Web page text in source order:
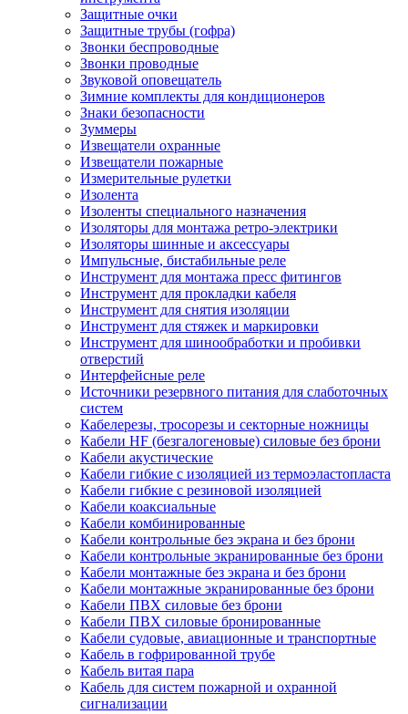
Защитные очки
Защитные трубы (гофра)
Звонки беспроводные
Звонки проводные
Звуковой оповещатель
Зимние комплекты для кондиционеров
Знаки безопасности
Зуммеры
Извещатели охранные
Извещатели пожарные
Измерительные рулетки
Изолента
Изоленты специального назначения
Изоляторы для монтажа ретро-электрики
Изоляторы шинные и аксессуары
Импульсные, бистабильные реле
Инструмент для монтажа пресс фитингов
Инструмент для прокладки кабеля
Инструмент для снятия изоляции
Инструмент для стяжек и маркировки
Инструмент для шинообработки и пробивки
отверстий
Интерфейсные реле
Источники резервного питания для слаботочных
систем
Кабелерезы, тросорезы и секторные ножницы
Кабели HF (безгалогеновые) силовые без брони
Кабели акустические
Кабели гибкие с изоляцией из термоэластопласта
Кабели гибкие с резиновой изоляцией
Кабели коаксиальные
Кабели комбинированные
Кабели контрольные без экрана и без брони
Кабели контрольные экранированные без брони
Кабели монтажные без экрана и без брони
Кабели монтажные экранированные без брони
Кабели ПВХ силовые без брони
Кабели ПВХ силовые бронированные
Кабели судовые, авиационные и транспортные
Кабель в гофрированной трубе
Кабель витая пара
Кабель для систем пожарной и охранной
сигнализации